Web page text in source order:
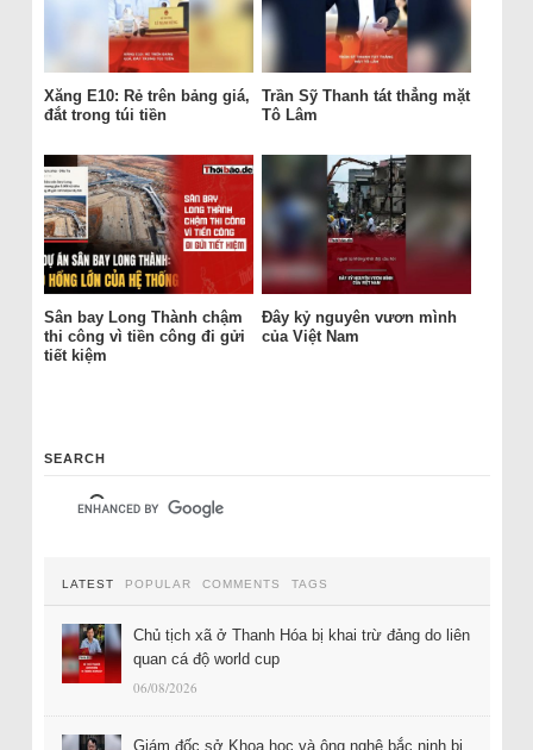
Xăng E10: Rẻ trên bảng giá,
đắt trong túi tiền
Trần Sỹ Thanh tát thẳng mặt
Tô Lâm
Sân bay Long Thành chậm
thi công vì tiền công đi gửi
tiết kiệm
Đây kỷ nguyên vươn mình
của Việt Nam
SEARCH
LATEST POPULAR COMMENTS TAGS
Chủ tịch xã ở Thanh Hóa bị khai trừ đảng do liên
quan cá độ world cup
06/08/2026
Giám đốc sở Khoa học và ông nghệ bắc ninh bị